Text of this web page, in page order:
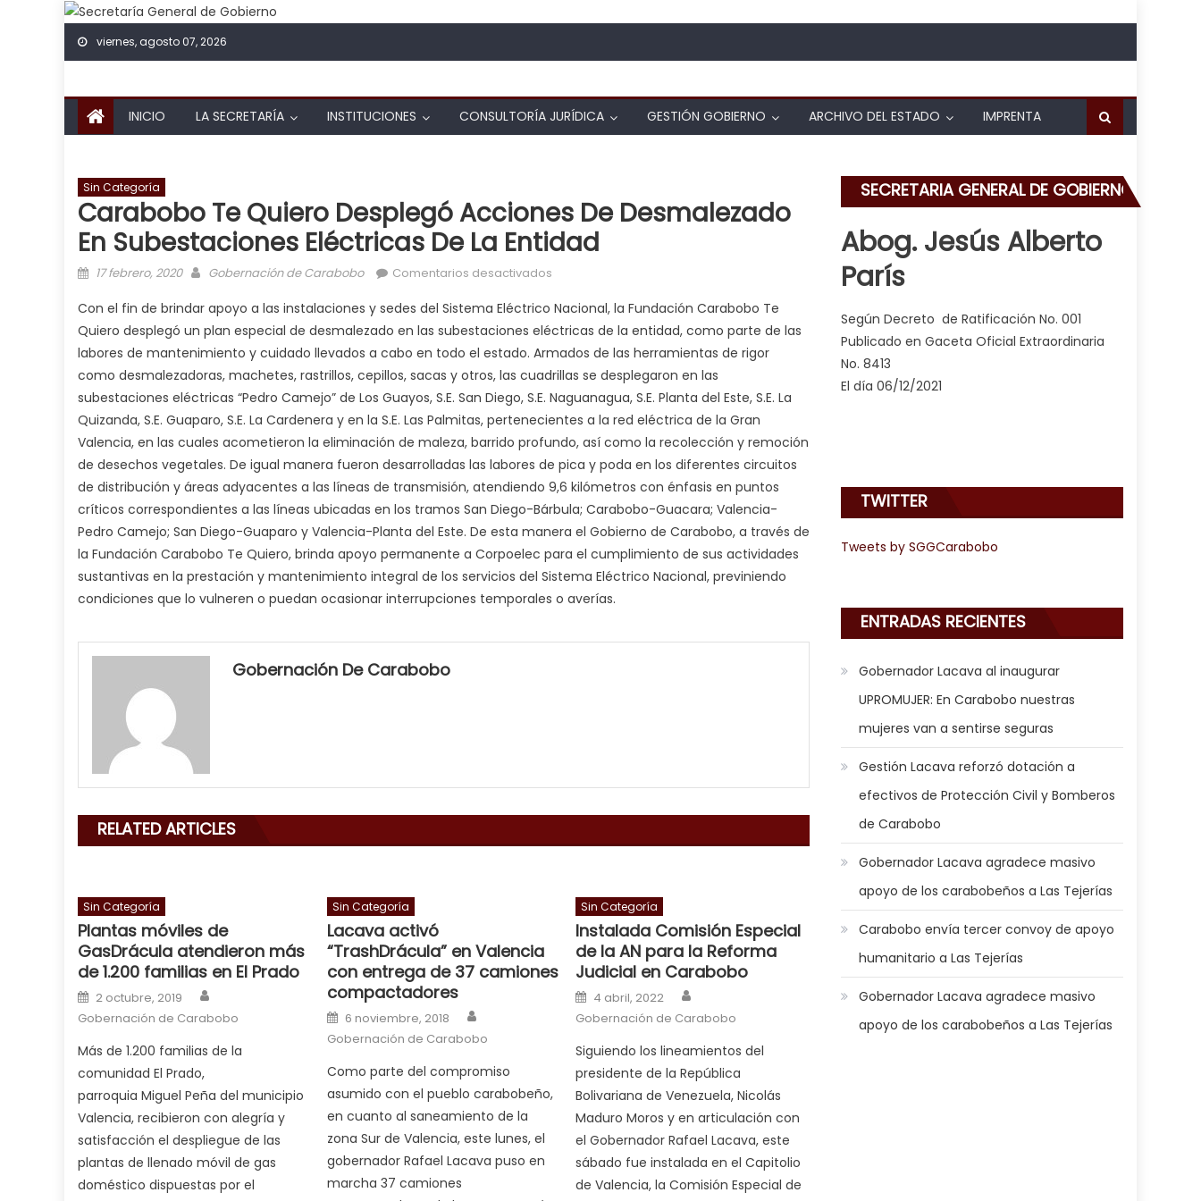
Skip to content
viernes, agosto 07, 2026
INICIO LA SECRETARÍA INSTITUCIONES CONSULTORÍA JURÍDICA GESTIÓN GOBIERNO ARCHIVO DEL ESTADO IMPRENTA
Sin Categoría
Carabobo Te Quiero Desplegó Acciones De Desmalezado
En Subestaciones Eléctricas De La Entidad
Posted on
17 febrero, 2020 Author
Gobernación de Carabobo Comentarios desactivados en Carabobo Te Quiero desplegó acciones de desmalezado en subestaciones eléctricas de la entidad
Con el fin de brindar apoyo a las instalaciones y sedes del Sistema Eléctrico Nacional, la Fundación Carabobo Te
Quiero desplegó un plan especial de desmalezado en las subestaciones eléctricas de la entidad, como parte de las
labores de mantenimiento y cuidado llevados a cabo en todo el estado. Armados de las herramientas de rigor
como desmalezadoras, machetes, rastrillos, cepillos, sacas y otros, las cuadrillas se desplegaron en las
subestaciones eléctricas “Pedro Camejo” de Los Guayos, S.E. San Diego, S.E. Naguanagua, S.E. Planta del Este, S.E. La
Quizanda, S.E. Guaparo, S.E. La Cardenera y en la S.E. Las Palmitas, pertenecientes a la red eléctrica de la Gran
Valencia, en las cuales acometieron la eliminación de maleza, barrido profundo, así como la recolección y remoción
de desechos vegetales. De igual manera fueron desarrolladas las labores de pica y poda en los diferentes circuitos
de distribución y áreas adyacentes a las líneas de transmisión, atendiendo 9,6 kilómetros con énfasis en puntos
críticos correspondientes a las líneas ubicadas en los tramos San Diego-Bárbula; Carabobo-Guacara; Valencia-
Pedro Camejo; San Diego-Guaparo y Valencia-Planta del Este. De esta manera el Gobierno de Carabobo, a través de
la Fundación Carabobo Te Quiero, brinda apoyo permanente a Corpoelec para el cumplimiento de sus actividades
sustantivas en la prestación y mantenimiento integral de los servicios del Sistema Eléctrico Nacional, previniendo
condiciones que lo vulneren o puedan ocasionar interrupciones temporales o averías.
my
neighbor
his
cum,
a
cuckold,
nice
milf
in
squirting,
भ
च
Gobernación De Carabobo
RELATED ARTICLES
Sin Categoría
Plantas móviles de
GasDrácula atendieron más
de 1.200 familias en El Prado
Posted on
2 octubre, 2019
Gobernación de Carabobo
Más de 1.200 familias de la
comunidad El Prado,
parroquia Miguel Peña del municipio
Valencia, recibieron con alegría y
satisfacción el despliegue de las
plantas de llenado móvil de gas
doméstico dispuestas por el
Sin Categoría
Lacava activó
“TrashDrácula” en Valencia
con entrega de 37 camiones
compactadores
Posted on
6 noviembre, 2018
Gobernación de Carabobo
Como parte del compromiso
asumido con el pueblo carabobeño,
en cuanto al saneamiento de la
zona Sur de Valencia, este lunes, el
gobernador Rafael Lacava puso en
marcha 37 camiones
Sin Categoría
Instalada Comisión Especial
de la AN para la Reforma
Judicial en Carabobo
Posted on
4 abril, 2022
Gobernación de Carabobo
Siguiendo los lineamientos del
presidente de la República
Bolivariana de Venezuela, Nicolás
Maduro Moros y en articulación con
el Gobernador Rafael Lacava, este
sábado fue instalada en el Capitolio
de Valencia, la Comisión Especial de
SECRETARIA GENERAL DE GOBIERNO
Abog. Jesús Alberto
París
Según Decreto de Ratificación No. 001
Publicado en Gaceta Oficial Extraordinaria
No. 8413
El día 06/12/2021
TWITTER
Tweets by SGGCarabobo
ENTRADAS RECIENTES
Gobernador Lacava al inaugurar
UPROMUJER: En Carabobo nuestras
mujeres van a sentirse seguras
Gestión Lacava reforzó dotación a
efectivos de Protección Civil y Bomberos
de Carabobo
Gobernador Lacava agradece masivo
apoyo de los carabobeños a Las Tejerías
Carabobo envía tercer convoy de apoyo
humanitario a Las Tejerías
Gobernador Lacava agradece masivo
apoyo de los carabobeños a Las Tejerías